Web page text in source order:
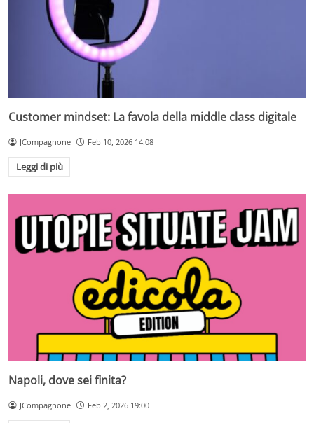
Customer mindset: La favola della middle class digitale
JCompagnone Feb 10, 2026 14:08
Leggi di più
Napoli, dove sei finita?
JCompagnone Feb 2, 2026 19:00